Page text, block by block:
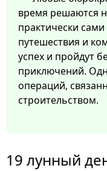
время решаются
практически
путешествия и
успех и пройдут
приключений.
операций,
строительством.
19 лунный